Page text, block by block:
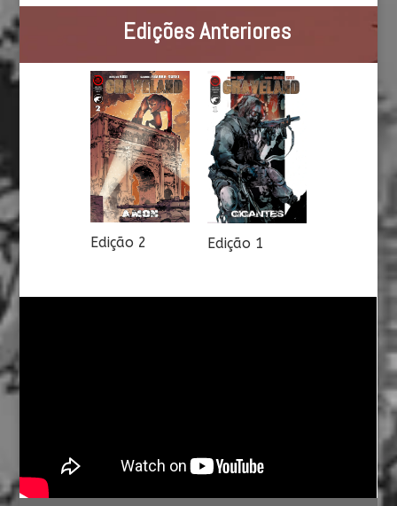
Edições Anteriores
Edição 2 Edição 1